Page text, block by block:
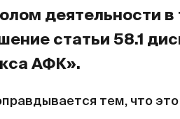
деятельности
статьи 58.1
АФК».
тем, что